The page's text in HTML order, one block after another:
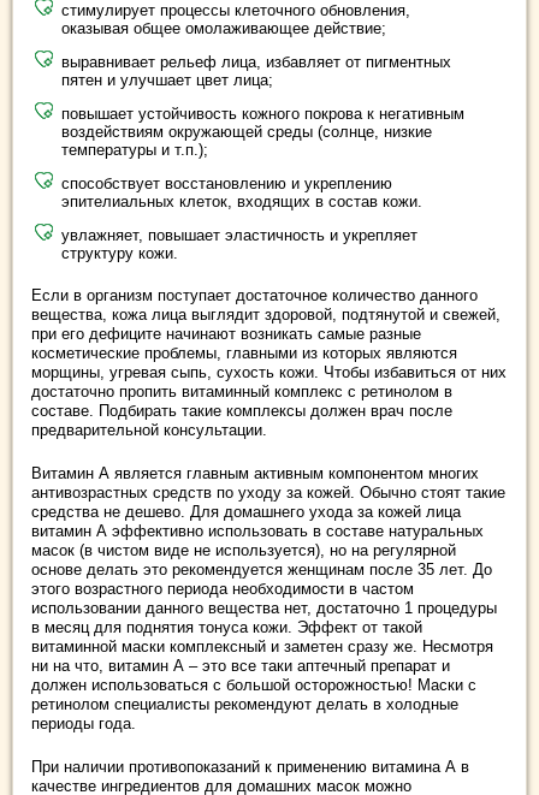
стимулирует процессы клеточного обновления,
оказывая общее омолаживающее действие;
выравнивает рельеф лица, избавляет от пигментных
пятен и улучшает цвет лица;
повышает устойчивость кожного покрова к негативным
воздействиям окружающей среды (солнце, низкие
температуры и т.п.);
способствует восстановлению и укреплению
эпителиальных клеток, входящих в состав кожи.
увлажняет, повышает эластичность и укрепляет
структуру кожи.
Если в организм поступает достаточное количество данного
вещества, кожа лица выглядит здоровой, подтянутой и свежей,
при его дефиците начинают возникать самые разные
косметические проблемы, главными из которых являются
морщины, угревая сыпь, сухость кожи. Чтобы избавиться от них
достаточно пропить витаминный комплекс с ретинолом в
составе. Подбирать такие комплексы должен врач после
предварительной консультации.
Витамин А является главным активным компонентом многих
антивозрастных средств по уходу за кожей. Обычно стоят такие
средства не дешево. Для домашнего ухода за кожей лица
витамин А эффективно использовать в составе натуральных
масок (в чистом виде не используется), но на регулярной
основе делать это рекомендуется женщинам после 35 лет. До
этого возрастного периода необходимости в частом
использовании данного вещества нет, достаточно 1 процедуры
в месяц для поднятия тонуса кожи. Эффект от такой
витаминной маски комплексный и заметен сразу же. Несмотря
ни на что, витамин А – это все таки аптечный препарат и
должен использоваться с большой осторожностью! Маски с
ретинолом специалисты рекомендуют делать в холодные
периоды года.
При наличии противопоказаний к применению витамина А в
качестве ингредиентов для домашних масок можно